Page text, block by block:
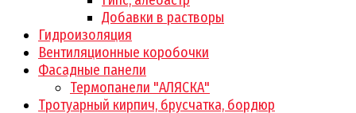
Добавки в растворы
Гидроизоляция
Вентиляционные коробочки
Фасадные панели
Термопанели "АЛЯСКА"
Тротуарный кирпич, брусчатка, бордюр